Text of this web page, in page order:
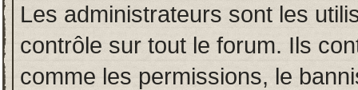
Les administrateurs sont les
contrôle sur tout le forum. Ils
comme les permissions, le